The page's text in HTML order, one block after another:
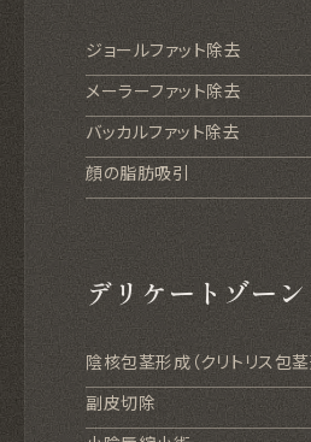
ジョールファット除去
メーラーファット除去
バッカルファット除去
顔の脂肪吸引
デリケートゾーン
陰核包茎形成（クリトリス包茎
副皮切除